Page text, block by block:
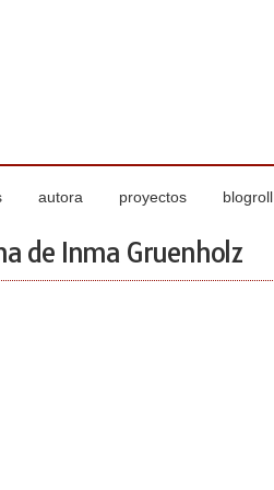
autora proyectos blogroll
de Inma Gruenholz